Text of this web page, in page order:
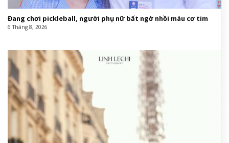
Đang chơi pickleball, người phụ nữ bất ngờ nhồi máu cơ tim
6 Tháng 8, 2026